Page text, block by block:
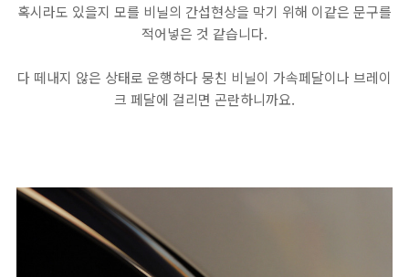
혹시라도 있을지 모를 비닐의 간섭현상을 막기 위해 이같은 문구를
적어넣은 것 같습니다.
다 떼내지 않은 상태로 운행하다 뭉친 비닐이 가속페달이나 브레이
크 페달에 걸리면 곤란하니까요.